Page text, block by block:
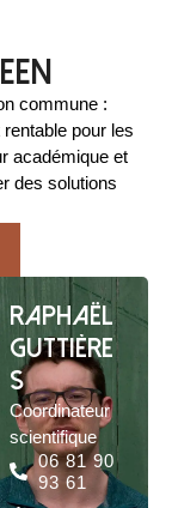
commune :
pour les
académique et
des solutions
Raphaël
Guttière
s
Coordinateur
scientifique
06 81 90
93 61